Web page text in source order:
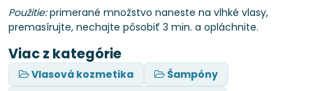
Použitie:primerané množstvo naneste na vlhké vlasy,
premasírujte, nechajte pôsobiť 3 min. a opláchnite.
Viac z kategórie
Vlasová kozmetika
Šampóny